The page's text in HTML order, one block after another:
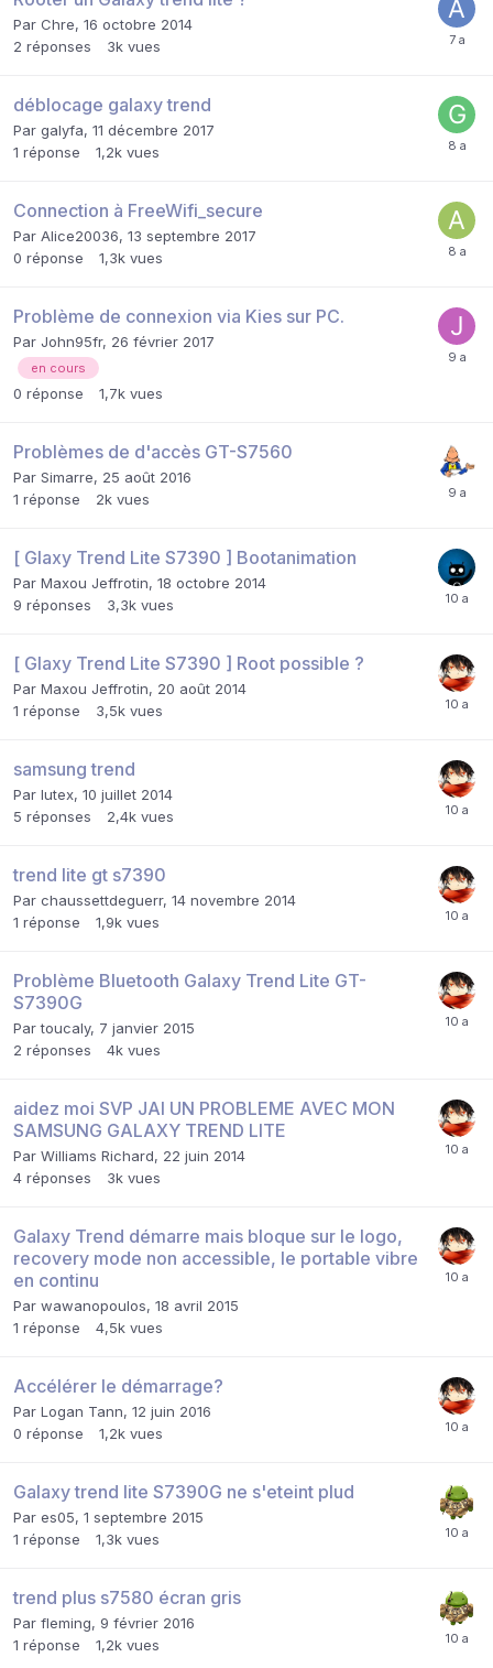
Par Chre, 16 octobre 2014
2 réponses 3k vues
déblocage galaxy trend
Par galyfa, 11 décembre 2017
1 réponse 1,2k vues
Connection à FreeWifi_secure
Par Alice20036, 13 septembre 2017
0 réponse 1,3k vues
Problème de connexion via Kies sur PC.
Par John95fr, 26 février 2017
en cours
0 réponse 1,7k vues
Problèmes de d'accès GT-S7560
Par Simarre, 25 août 2016
1 réponse 2k vues
[ Glaxy Trend Lite S7390 ] Bootanimation
Par Maxou Jeffrotin, 18 octobre 2014
9 réponses 3,3k vues
[ Glaxy Trend Lite S7390 ] Root possible ?
Par Maxou Jeffrotin, 20 août 2014
1 réponse 3,5k vues
samsung trend
Par lutex, 10 juillet 2014
5 réponses 2,4k vues
trend lite gt s7390
Par chaussettdeguerr, 14 novembre 2014
1 réponse 1,9k vues
Problème Bluetooth Galaxy Trend Lite GT-
S7390G
Partoucaly, 7 janvier 2015
2 réponses 4k vues
aidez moi SVP JAI UN PROBLEME AVEC MON
SAMSUNG GALAXY TREND LITE
Par Williams Richard, 22 juin 2014
4 réponses 3k vues
Galaxy Trend démarre mais bloque sur le logo,
recovery mode non accessible, le portable vibre
en continu
Par wawanopoulos, 18 avril 2015
1 réponse 4,5k vues
Accélérer le démarrage?
Par Logan Tann, 12 juin 2016
0 réponse 1,2k vues
Galaxy trend lite S7390G ne s'eteint plud
Par es05, 1 septembre 2015
1 réponse 1,3k vues
trend plus s7580 écran gris
Par fleming, 9 février 2016
1 réponse 1,2k vues